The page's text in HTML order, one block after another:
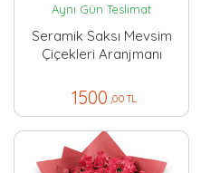
Aynı Gün Teslimat
Seramik Saksı Mevsim
Çiçekleri Aranjmanı
1500 ,00 TL